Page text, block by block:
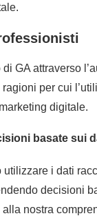
GA attraverso
ragioni per cui
digitale.
basate sui
i dati
decisioni
nostra